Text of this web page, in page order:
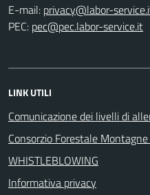
E-mail:
PEC:
LINK UTILI
Comunicazione dei livelli di
Consorzio Forestale
WHISTLEBLOWING
Informativa privacy